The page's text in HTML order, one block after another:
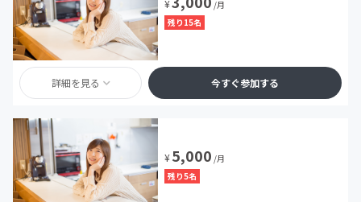
¥
/月
残り15名
詳細を見る 今すぐ参加する
¥5,000 /月
残り5名